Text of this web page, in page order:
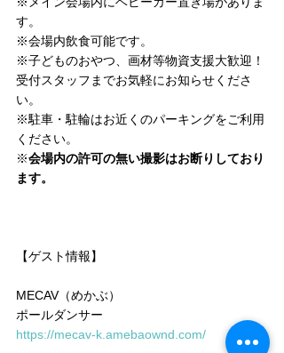
す。
※会場内飲食可能です。
※子どものおやつ、画材等物資支援大歓迎！
受付スタッフまでお気軽にお知らせくださ
い。
※駐車・駐輪はお近くのパーキングをご利用
ください。
※会場内の許可の無い撮影はお断りしており
ます。
【ゲスト情報】
MECAV（めかぶ）
ポールダンサー
https://mecav-k.amebaownd.com/